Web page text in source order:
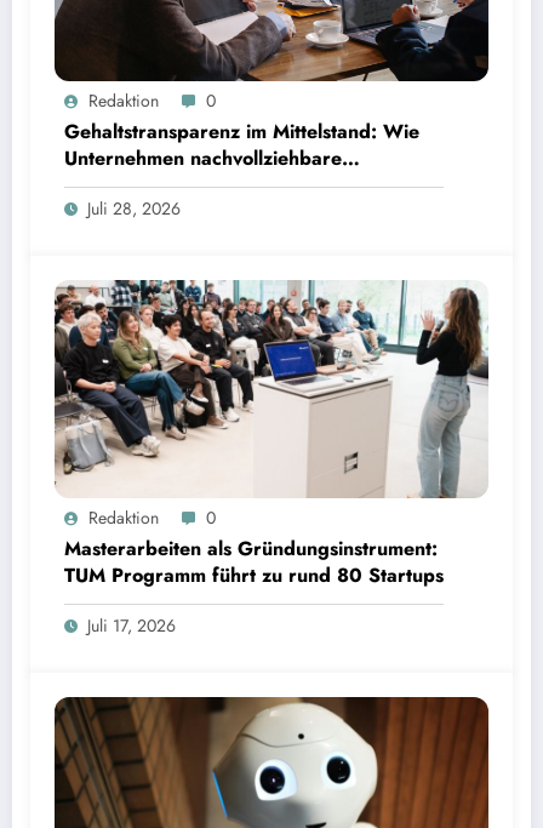
Gehaltstransparenz im Mittelstand: Wie Unternehmen nachvollziehbare Vergütungsmodelle
schaffenRedaktion 0
Gehaltstransparenz im Mittelstand: Wie
Unternehmen nachvollziehbare
Vergütungsmodelle schaffen
Juli 28, 2026
Masterarbeiten als Gründungsinstrument: TUM Programm führt zu rund 80 Startups | Bild:
TUM
Redaktion 0
Masterarbeiten als Gründungsinstrument:
TUM Programm führt zu rund 80 Startups
Juli 17, 2026